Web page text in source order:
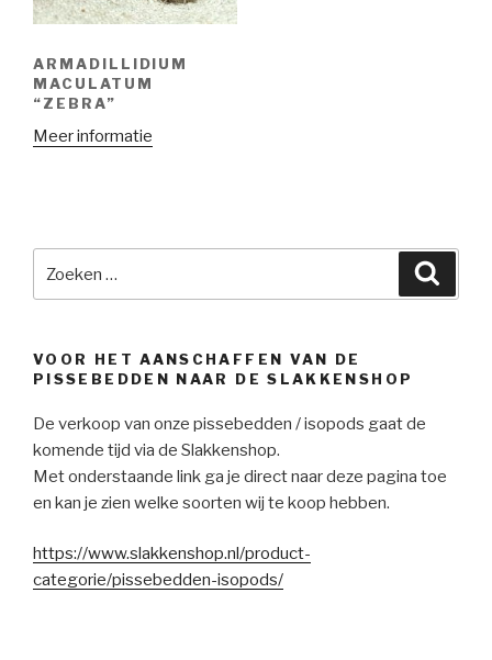
ARMADILLIDIUM
MACULATUM
“ZEBRA”
Meer informatie
VOOR HET AANSCHAFFEN VAN DE
PISSEBEDDEN NAAR DE SLAKKENSHOP
De verkoop van onze pissebedden / isopods gaat de
komende tijd via de Slakkenshop.
Met onderstaande link ga je direct naar deze pagina toe
en kan je zien welke soorten wij te koop hebben.
https://www.slakkenshop.nl/product-
categorie/pissebedden-isopods/